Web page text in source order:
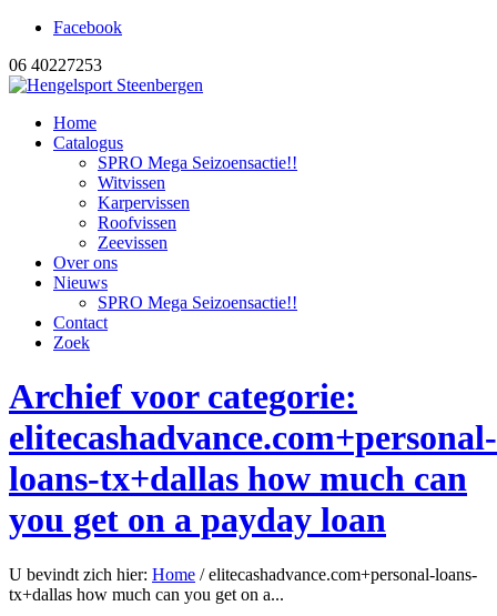
Facebook
06 40227253
Home
Catalogus
SPRO Mega Seizoensactie!!
Witvissen
Karpervissen
Roofvissen
Zeevissen
Over ons
Nieuws
SPRO Mega Seizoensactie!!
Contact
Zoek
Archief voor categorie:
elitecashadvance.com+personal-
loans-tx+dallas how much can
you get on a payday loan
U bevindt zich hier: Home / elitecashadvance.com+personal-loans-
tx+dallas how much can you get on a...